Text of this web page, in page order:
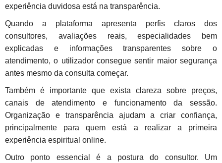
experiência duvidosa está na transparência.
Quando a plataforma apresenta perfis claros dos
consultores, avaliações reais, especialidades bem
explicadas e informações transparentes sobre o
atendimento, o utilizador consegue sentir maior segurança
antes mesmo da consulta começar.
Também é importante que exista clareza sobre preços,
canais de atendimento e funcionamento da sessão.
Organização e transparência ajudam a criar confiança,
principalmente para quem está a realizar a primeira
experiência espiritual online.
Outro ponto essencial é a postura do consultor. Um